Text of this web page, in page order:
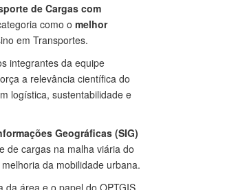
de Cargas com
como o melhor
em Transportes.
integrantes da equipe
a relevância científica do
logística, sustentabilidade e
Geográficas (SIG)
de cargas na malha viária do
da mobilidade urbana.
da área e o papel do OPTGIS